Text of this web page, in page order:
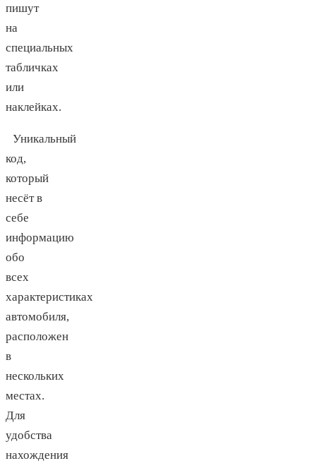
пишут
на
специальных
табличках
или
наклейках.
Уникальный
код,
который
несёт в
себе
информацию
обо
всех
характеристиках
автомобиля,
расположен
в
нескольких
местах.
Для
удобства
нахождения